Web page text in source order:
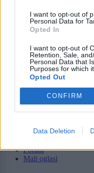
I want to opt-out of
Personal Data for
Opted In
I want to opt-out of
Retention, Sale,
Personal Data that
Purposes for which
Opted Out
CONFIRM
Data Deletion
Slovenija
Svet
Politika
Kronika
Zdravje
Šport
Kultura
Zadnje novice
Rubrike
Dogodki
Forum
Mali oglasi